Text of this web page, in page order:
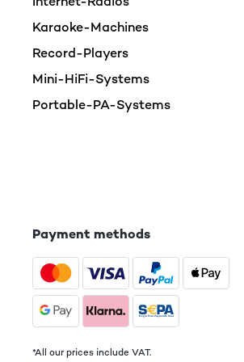
was man braucht und dass
simpler Kunststoff, aber
Platte aufliegt. Die
gut funktioniert. Aber wie
kann ich diesen
Ähnlichem untergebracht
Amazon-Benutzer
Karaoke-Machines
Record-Players
Mini-HiFi-Systems
Portable-PA-Systems
Payment methods
*All our prices include VAT.